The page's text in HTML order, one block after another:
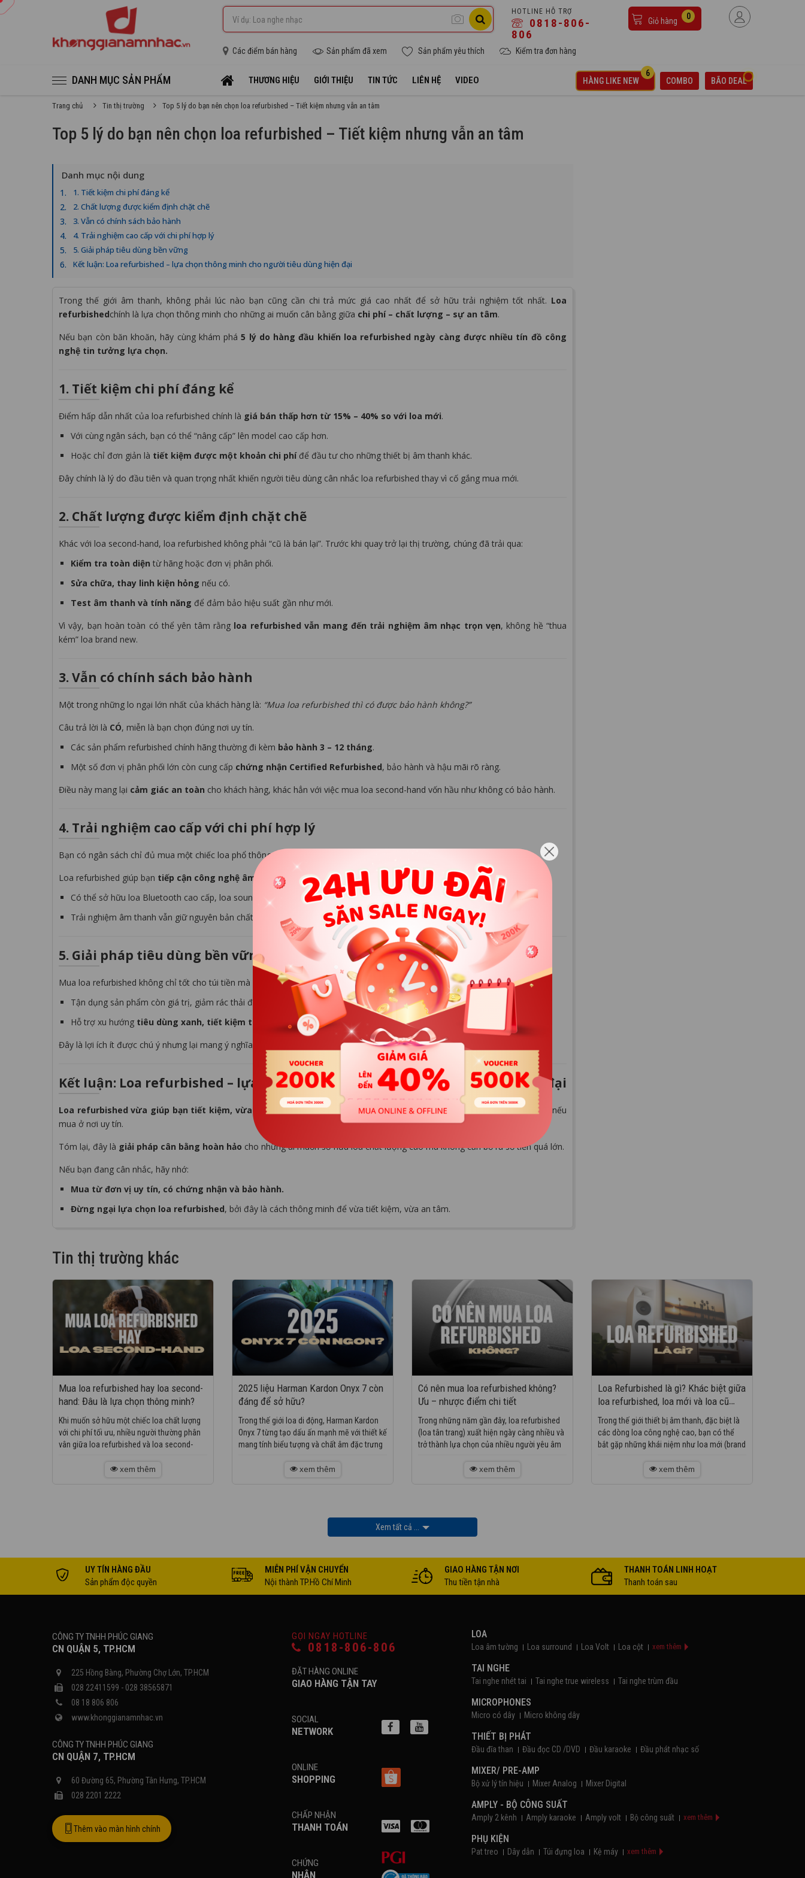
HOTLINE HỖ TRỢ
0818-806-
806
Giỏ hàng 0
Các điểm bán hàng Sản phẩm đã xem Sản phẩm yêu thích Kiểm tra đơn hàng
DANH MỤC SẢN PHẨM THƯƠNG HIỆU GIỚI THIỆU TIN TỨC LIÊN HỆ VIDEO HÀNG LIKE NEW
6
COMBO
BÃO DEAL
Trang chủ Tin thị trường Top 5 lý do bạn nên chọn loa refurbished – Tiết kiệm nhưng vẫn an tâm
Top 5 lý do bạn nên chọn loa refurbished – Tiết kiệm nhưng vẫn an tâm
Danh mục nội dung
1. Tiết kiệm chi phí đáng kể
2. Chất lượng được kiểm định chặt chẽ
3. Vẫn có chính sách bảo hành
4. Trải nghiệm cao cấp với chi phí hợp lý
5. Giải pháp tiêu dùng bền vững
Kết luận: Loa refurbished – lựa chọn thông minh cho người tiêu dùng hiện đại
Trong thế giới âm thanh, không phải lúc nào bạn cũng cần chi trả mức giá cao nhất để sở hữu trải nghiệm tốt nhất. Loa
refurbishedchính là lựa chọn thông minh cho những ai muốn cân bằng giữa chi phí – chất lượng – sự an tâm.
Nếu bạn còn băn khoăn, hãy cùng khám phá5 lý do hàng đầu khiến loa refurbished ngày càng được nhiều tín đồ công
nghệ tin tưởng lựa chọn.
1. Tiết kiệm chi phí đáng kể
Điểm hấp dẫn nhất của loa refurbished chính là giá bán thấp hơn từ 15% – 40% so với loa mới.
Với cùng ngân sách, bạn có thể “nâng cấp” lên model cao cấp hơn.
Hoặc chỉ đơn giản là tiết kiệm được một khoản chi phíđể đầu tư cho những thiết bị âm thanh khác.
Đây chính là lý do đầu tiên và quan trọng nhất khiến người tiêu dùng cân nhắc loa refurbished thay vì cố gắng mua mới.
2. Chất lượng được kiểm định chặt chẽ
Khác với loa second-hand, loa refurbished không phải “cũ là bán lại”. Trước khi quay trở lại thị trường, chúng đã trải qua:
Kiểm tra toàn diện từ hãng hoặc đơn vị phân phối.
Sửa chữa, thay linh kiện hỏng nếu có.
Test âm thanh và tính năng để đảm bảo hiệu suất gần như mới.
Vì vậy, bạn hoàn toàn có thể yên tâm rằng loa refurbished vẫn mang đến trải nghiệm âm nhạc trọn vẹn, không hề “thua
kém” loa brand new.
3. Vẫn có chính sách bảo hành
Một trong những lo ngại lớn nhất của khách hàng là: “Mua loa refurbished thì có được bảo hành không?”
Câu trả lời là CÓ, miễn là bạn chọn đúng nơi uy tín.
Các sản phẩm refurbished chính hãng thường đi kèm bảo hành 3 – 12 tháng.
Một số đơn vị phân phối lớn còn cung cấp chứng nhận Certified Refurbished, bảo hành và hậu mãi rõ ràng.
Điều này mang lại cảm giác an toàn cho khách hàng, khác hẳn với việc mua loa second-hand vốn hầu như không có bảo hành.
4. Trải nghiệm cao cấp với chi phí hợp lý
Bạn có ngân sách chỉ đủ mua một chiếc loa phổ thông, nhưng lại muốn trải nghiệm dòng loa cao cấp?
Loa refurbished giúp bạn tiếp cận công nghệ âm thanh hàng đầu với mức giá vừa tầm
Có thể sở hữu loa Bluetooth cao cấp, loa soundbar hay loa hi-fi mà trước đây bạn nghĩ là “quá xa vời”.
Trải nghiệm âm thanh vẫn giữ nguyên bản chất của thương hiệu, giúp bạn tận hưởng trọn vẹn.
5. Giải pháp tiêu dùng bền vững
Mua loa refurbished không chỉ tốt cho túi tiền mà còn tốt cho môi trường.
Tận dụng sản phẩm còn giá trị, giảm rác thải điện tử.
Hỗ trợ xu hướng tiêu dùng xanh, tiết kiệm tài nguyênmà nhiều người đang hướng tới.
Đây là lợi ích ít được chú ý nhưng lại mang ý nghĩa lâu dài và tích cực.
Kết luận: Loa refurbished – lựa chọn thông minh cho người tiêu dùng hiện đại
Loa refurbished vừa giúp bạn tiết kiệm, vừa đảm bảo chất lượng và trải nghiệm , lại có chính sách bảo hành rõ ràng nếu
mua ở nơi uy tín.
Tóm lại, đây là giải pháp cân bằng hoàn hảo cho những ai muốn sở hữu loa chất lượng cao mà không cần bỏ ra số tiền quá lớn.
Nếu bạn đang cân nhắc, hãy nhớ:
Mua từ đơn vị uy tín, có chứng nhận và bảo hành.
Đừng ngại lựa chọn loa refurbished, bởi đây là cách thông minh để vừa tiết kiệm, vừa an tâm.
Tin thị trường khác
Mua loa refurbished hay loa second-
hand: Đâu là lựa chọn thông minh?
Khi muốn sở hữu một chiếc loa chất lượng
với chi phí tối ưu, nhiều người thường phân
vân giữa loa refurbished và loa second-
xem thêm
2025 liệu Harman Kardon Onyx 7 còn
đáng để sở hữu?
Trong thế giới loa di động, Harman Kardon
Onyx 7 từng tạo dấu ấn mạnh mẽ với thiết kế
mang tính biểu tượng và chất âm đặc trưng
xem thêm
Có nên mua loa refurbished không?
Ưu – nhược điểm chi tiết
Trong những năm gần đây, loa refurbished
(loa tân trang) xuất hiện ngày càng nhiều và
trở thành lựa chọn của nhiều người yêu âm
xem thêm
Loa Refurbished là gì? Khác biệt giữa
loa refurbished, loa mới và loa cũ
second-hand
Trong thế giới thiết bị âm thanh, đặc biệt là
các dòng loa công nghệ cao, bạn có thể
bắt gặp những khái niệm như loa mới (brand
xem thêm
Xem tất cả ...
UY TÍN HÀNG ĐẦU
Sản phẩm độc quyền
MIỄN PHÍ VẬN CHUYỂN
Nội thành TP.Hồ Chí Minh
GIAO HÀNG TẬN NƠI
Thu tiền tận nhà
THANH TOÁN LINH HOẠT
Thanh toán sau
CÔNG TY TNHH PHÚC GIANG
CN QUẬN 5, TP.HCM
225 Hồng Bàng, Phường Chợ Lớn, TP.HCM
028 22411599 - 028 38565871
08 18 806 806
www.khonggianamnhac.vn
CÔNG TY TNHH PHÚC GIANG
CN QUẬN 7, TP.HCM
60 Đường 65, Phường Tân Hưng, TP.HCM
028 2201 2222
Thêm vào màn hình chính
GỌI NGAY HOTLINE
0818-806-806
ĐẶT HÀNG ONLINE
GIAO HÀNG TẬN TAY
SOCIAL
NETWORK
ONLINE
SHOPPING
CHẤP NHẬN
THANH TOÁN
CHỨNG
NHẬN
LOA
Loa âm tường Loa surround Loa Volt Loa cột xem thêm
TAI NGHE
Tai nghe nhét tai Tai nghe true wireless Tai nghe trùm đầu
MICROPHONES
Micro có dây Micro không dây
THIẾT BỊ PHÁT
Đầu đĩa than Đầu đọc CD /DVD Đầu karaoke Đầu phát nhạc số
MIXER/ PRE-AMP
Bộ xử lý tín hiệu Mixer Analog Mixer Digital
AMPLY - BỘ CÔNG SUẤT
Amply 2 kênh Amply karaoke Amply volt Bộ công suất xem thêm
PHỤ KIỆN
Pat treo Dây dẫn Túi đựng loa Kệ máy xem thêm